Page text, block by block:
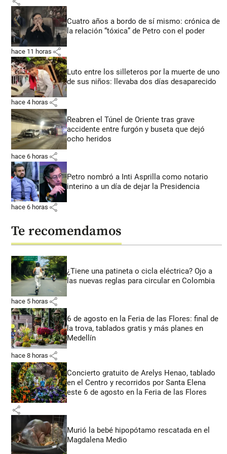
Cuatro años a bordo de sí mismo: crónica de
la relación “tóxica” de Petro con el poder
hace 11 horas share
Luto entre los silleteros por la muerte de uno
de sus niños: llevaba dos días desaparecido
hace 4 horas share
Reabren el Túnel de Oriente tras grave
accidente entre furgón y buseta que dejó
ocho heridos
hace 6 horas share
Petro nombró a Inti Asprilla como notario
interino a un día de dejar la Presidencia
hace 6 horas share
Te recomendamos
¿Tiene una patineta o cicla eléctrica? Ojo a
las nuevas reglas para circular en Colombia
hace 5 horas share
6 de agosto en la Feria de las Flores: final de
la trova, tablados gratis y más planes en
Medellín
hace 8 horas share
Concierto gratuito de Arelys Henao, tablado
en el Centro y recorridos por Santa Elena
este 6 de agosto en la Feria de las Flores
share
Murió la bebé hipopótamo rescatada en el
Magdalena Medio